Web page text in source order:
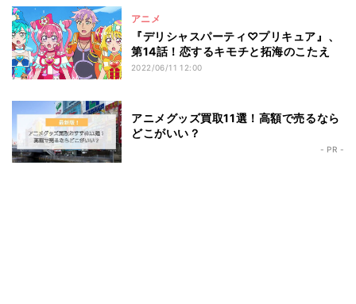
アニメ
『デリシャスパーティ♡プリキュア』、
第14話！恋するキモチと拓海のこたえ
2022/06/11 12:00
アニメグッズ買取11選！高額で売るなら
どこがいい？
- PR -